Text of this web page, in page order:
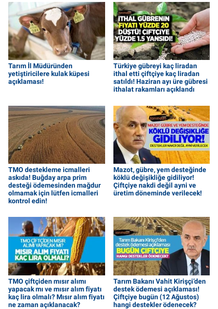
Tarım İl Müdüründen
yetiştiricilere kulak küpesi
açıklaması!
Türkiye gübreyi kaç liradan
ithal etti çiftçiye kaç liradan
satıldı! Haziran ayı üre gübresi
ithalat rakamları açıklandı
TMO destekleme icmalleri
askıda! Buğday arpa prim
desteği ödemesinden mağdur
olmamak için lütfen icmalleri
kontrol edin!
Mazot, gübre, yem desteğinde
köklü değişikliğe gidiliyor!
Çiftçiye nakdi değil ayni ve
üretim döneminde verilecek!
TMO çiftçiden mısır alımı
yapacak mı ve mısır alım fiyatı
kaç lira olmalı? Mısır alım fiyatı
ne zaman açıklanacak?
Tarım Bakanı Vahit Kirişçi’den
destek ödemesi açıklaması!
Çiftçiye bugün (12 Ağustos)
hangi destekler ödenecek?